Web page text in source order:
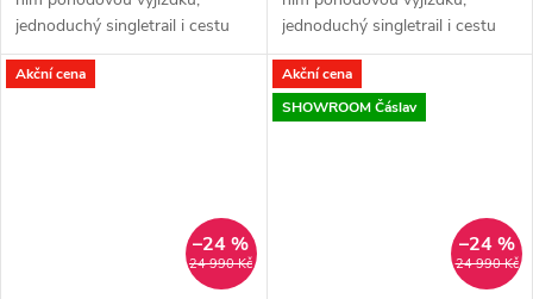
jednoduchý singletrail i cestu
do práce. Jeho hliníkový rám s
Easy Trail geometrií perfektně...
jednoduchý singletrail i cestu
do práce. Jeho hliníkový rám s
Easy Trail geometrií perfektně...
Akční cena
24 990 Kč
–24 %
Akční cena
SHOWROOM Čáslav
24 990 Kč
–24 %